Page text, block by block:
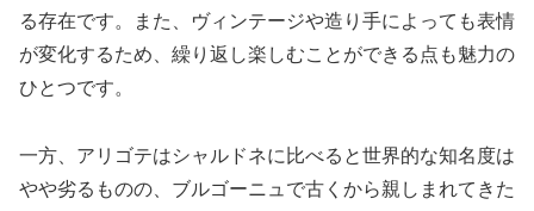
る存在です。また、ヴィンテージや造り手によっても表情
が変化するため、繰り返し楽しむことができる点も魅力の
ひとつです。
一方、アリゴテはシャルドネに比べると世界的な知名度は
やや劣るものの、ブルゴーニュで古くから親しまれてきた